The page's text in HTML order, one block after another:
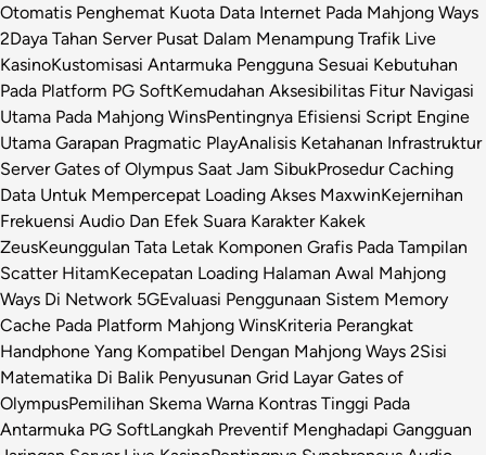
Otomatis Penghemat Kuota Data Internet Pada Mahjong Ways
2Daya Tahan Server Pusat Dalam Menampung Trafik Live
KasinoKustomisasi Antarmuka Pengguna Sesuai Kebutuhan
Pada Platform PG SoftKemudahan Aksesibilitas Fitur Navigasi
Utama Pada Mahjong WinsPentingnya Efisiensi Script Engine
Utama Garapan Pragmatic PlayAnalisis Ketahanan Infrastruktur
Server Gates of Olympus Saat Jam SibukProsedur Caching
Data Untuk Mempercepat Loading Akses MaxwinKejernihan
Frekuensi Audio Dan Efek Suara Karakter Kakek
ZeusKeunggulan Tata Letak Komponen Grafis Pada Tampilan
Scatter HitamKecepatan Loading Halaman Awal Mahjong
Ways Di Network 5GEvaluasi Penggunaan Sistem Memory
Cache Pada Platform Mahjong WinsKriteria Perangkat
Handphone Yang Kompatibel Dengan Mahjong Ways 2Sisi
Matematika Di Balik Penyusunan Grid Layar Gates of
OlympusPemilihan Skema Warna Kontras Tinggi Pada
Antarmuka PG SoftLangkah Preventif Menghadapi Gangguan